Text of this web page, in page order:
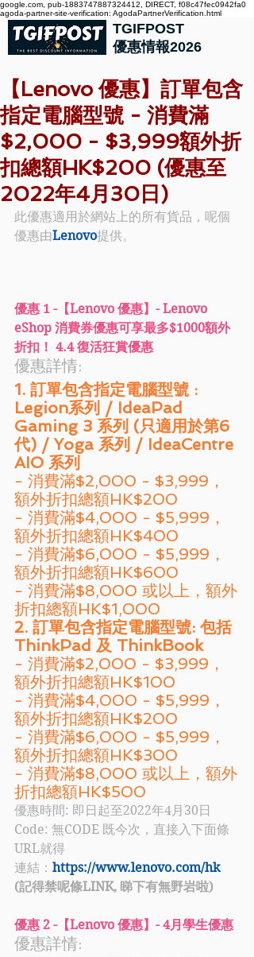
google.com, pub-1883747887324412, DIRECT, f08c47fec0942fa0
agoda-partner-site-verification: AgodaPartnerVerification.html
TGIFPOST
優惠情報2026
【Lenovo 優惠】訂單包含
指定電腦型號 - 消費滿
$2,000 - $3,999額外折
扣總額HK$200 (優惠至
2022年4月30日)
此優惠適用於網站上的所有貨品，呢個
優惠由Lenovo提供。
優惠 1 -【Lenovo 優惠】- Lenovo
eShop 消費券優惠可享最多$1000額外
折扣！ 4.4 復活狂賞優惠
優惠詳情:
1. 訂單包含指定電腦型號 :
Legion系列 / IdeaPad
Gaming 3 系列 (只適用於第6
代) / Yoga 系列 / IdeaCentre
AIO 系列
- 消費滿$2,000 - $3,999，
額外折扣總額HK$200
- 消費滿$4,000 - $5,999，
額外折扣總額HK$400
- 消費滿$6,000 - $5,999，
額外折扣總額HK$600
- 消費滿$8,000 或以上，額外
折扣總額HK$1,000
2. 訂單包含指定電腦型號: 包括
ThinkPad 及 ThinkBook
- 消費滿$2,000 - $3,999，
額外折扣總額HK$100
- 消費滿$4,000 - $5,999，
額外折扣總額HK$200
- 消費滿$6,000 - $5,999，
額外折扣總額HK$300
- 消費滿$8,000 或以上，額外
折扣總額HK$500
優惠時間: 即日起至2022年4月30日
Code: 無CODE 既今次，直接入下面條
URL就得
連結： https://www.lenovo.com/hk
(記得禁呢條LINK, 睇下有無野岩啦)
優惠 2 -【Lenovo 優惠】- 4月學生優惠
優惠詳情: